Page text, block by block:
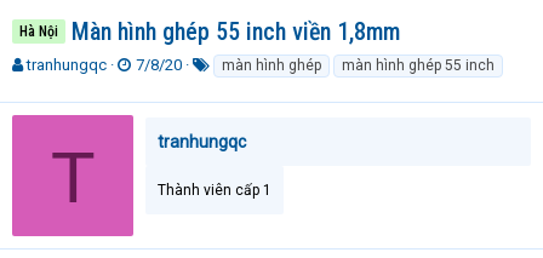
Hà Nội Màn hình ghép 55 inch viền 1,8mm
T
r
a
tranhungqc
N
à
7/8/20
k
ó
màn hình ghép màn hình ghép 55 inch
T tranhungqc
Thành viên cấp 1